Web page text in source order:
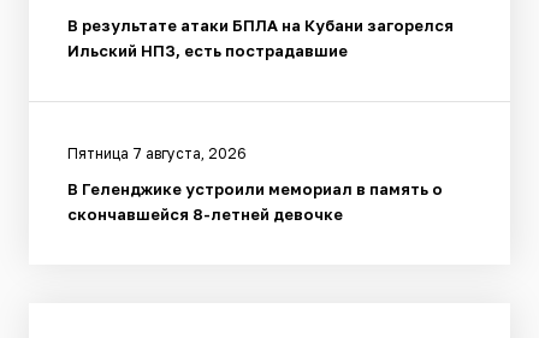
В результате атаки БПЛА на Кубани загорелся
Ильский НПЗ, есть пострадавшие
Пятница 7 августа, 2026
В Геленджике устроили мемориал в память о
скончавшейся 8-летней девочке